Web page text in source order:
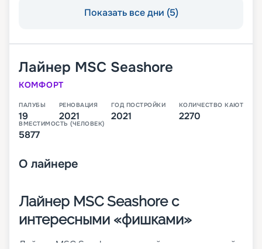
Показать все дни (5)
Лайнер MSC Seashore
КОМФОРТ
ПАЛУБЫ
19
РЕНОВАЦИЯ
2021
ГОД ПОСТРОЙКИ
2021
КОЛИЧЕСТВО КАЮТ
2270
ВМЕСТИМОСТЬ (ЧЕЛОВЕК)
5877
О лайнере
Лайнер MSC Seashore с
интересными «фишками»
Лайнер MSC Seashore – третий инновационный